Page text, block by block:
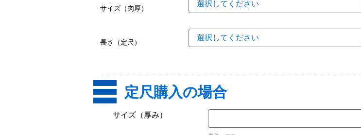
サイズ（肉厚）
長さ（定尺）
定尺購入の場合
サイズ（厚み）